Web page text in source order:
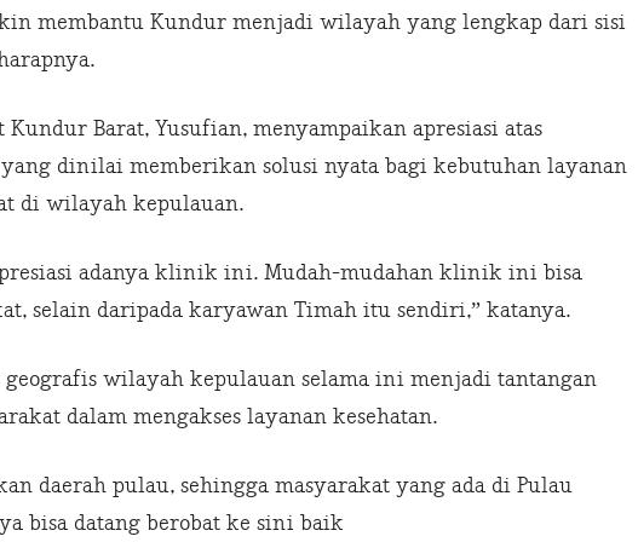
membantu Kundur menjadi wilayah yang lengkap dari sisi
Kundur Barat, Yusufian, menyampaikan apresiasi atas
dinilai memberikan solusi nyata bagi kebutuhan layanan
di wilayah kepulauan.
adanya klinik ini. Mudah-mudahan klinik ini bisa
selain daripada karyawan Timah itu sendiri,” katanya.
wilayah kepulauan selama ini menjadi tantangan
dalam mengakses layanan kesehatan.
daerah pulau, sehingga masyarakat yang ada di Pulau
bisa datang berobat ke sini baik